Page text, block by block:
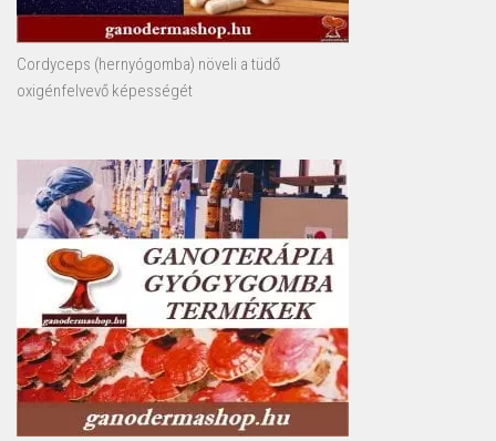
Cordyceps (hernyógomba) növeli a tüdő
oxigénfelvevő képességét